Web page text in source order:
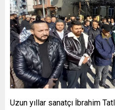
Uzun yıllar sanatçı İbrahim